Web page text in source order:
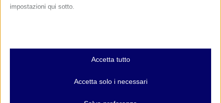
impostazioni qui sotto.
Essenziali
I cookie e i servizi essenziali abilitano le funzioni di base e sono
e servizi non richiedono il consenso dell'utente secondo il GDPR.
Accetta tutto
Accetta solo i necessari